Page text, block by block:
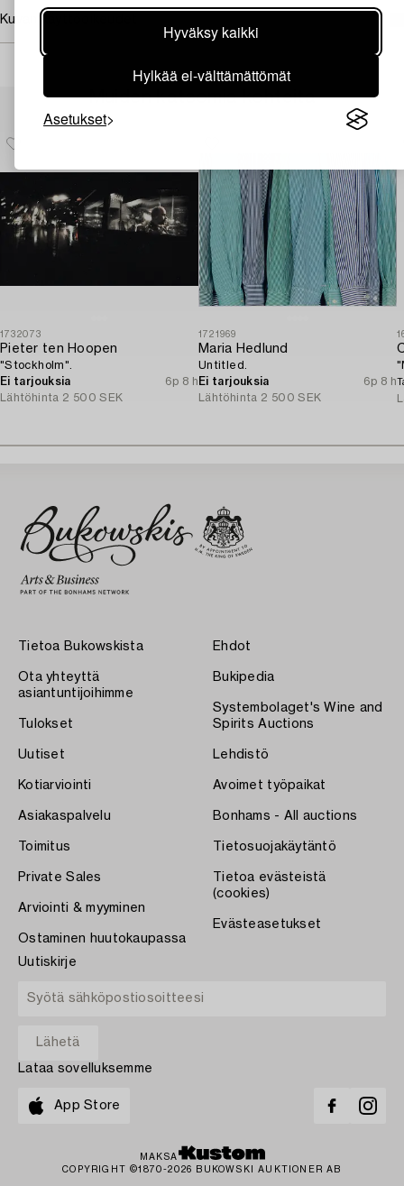
Hyväksy kaikki
Hylkää ei-välttämättömät
Asetukset
Kuvan käyttöoikeudet
Muiden katsomia kohteita
1732073
Pieter ten Hoopen
"Stockholm".
Ei tarjouksia
6p 8 h
Lähtöhinta 2 500 SEK
1721969
Maria Hedlund
Untitled.
Ei tarjouksia
6p 8 h
Lähtöhinta 2 500 SEK
Tietoa Bukowskista
Ota yhteyttä
asiantuntijoihimme
Tulokset
Uutiset
Kotiarviointi
Asiakaspalvelu
Toimitus
Private Sales
Arviointi & myyminen
Ostaminen huutokaupassa
Ehdot
Bukipedia
Systembolaget's Wine and
Spirits Auctions
Lehdistö
Avoimet työpaikat
Bonhams - All auctions
Tietosuojakäytäntö
Tietoa evästeistä
(cookies)
Evästeasetukset
Uutiskirje
Lataa sovelluksemme
App Store
MAKSA
COPYRIGHT ©1870-2026 BUKOWSKI AUKTIONER AB